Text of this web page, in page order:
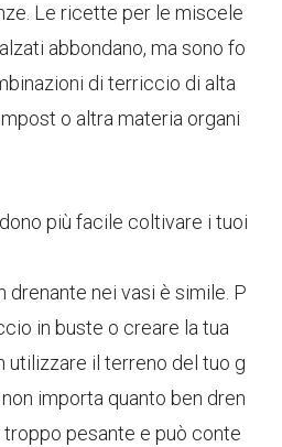
Le ricette per le miscele
abbondano, ma sono fo
di terriccio di alta
o altra materia organi
più facile coltivare i tuoi
drenante nei vasi è simile. P
in buste o creare la tua
utilizzare il terreno del tuo g
importa quanto ben dren
pesante e può conte